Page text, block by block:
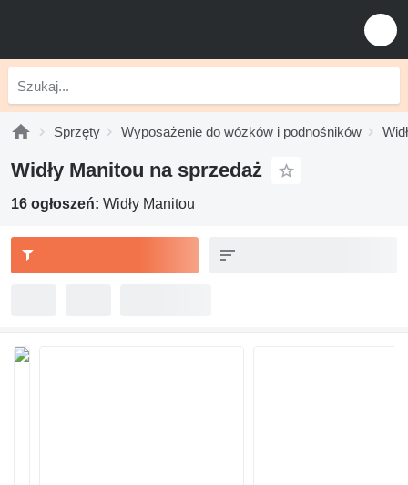
Sprzęty Wyposażenie do wózków i podnośników
Widły Manitou na sprzedaż
16 ogłoszeń: Widły Manitou